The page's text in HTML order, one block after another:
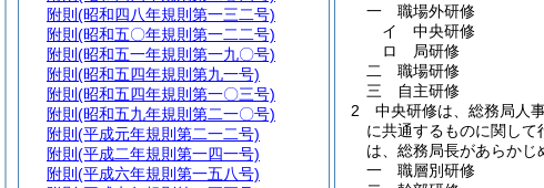
一
職場外研修
イ
中央研修
ロ
局研修
二
職場研修
三
自主研修
2
中央研修は、総務局人
に共通するものに関して
は、総務局長があらかじ
一
職層別研修
附則 (昭和四八年規則第一三二号)
附則 (昭和五〇年規則第一二二号)
附則 (昭和五一年規則第一九〇号)
附則 (昭和五四年規則第九一号)
附則 (昭和五四年規則第一〇三号)
附則 (昭和五九年規則第二一〇号)
附則 (平成元年規則第二一二号)
附則 (平成二年規則第一四一号)
附則 (平成六年規則第一五八号)